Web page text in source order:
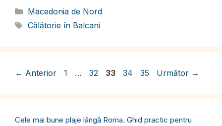
Categorii
Macedonia de Nord
Etichete
Călătorie în Balcani
← Anterior Pagina
1 … Pagina
32 Pagina
33 Pagina
34 Pagina
35 Următor →
Cele mai bune plaje lângă Roma. Ghid practic pentru